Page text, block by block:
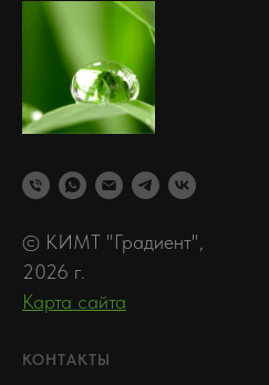
© КИМТ "Градиент",
2026 г.
Карта сайта
КОНТАКТЫ